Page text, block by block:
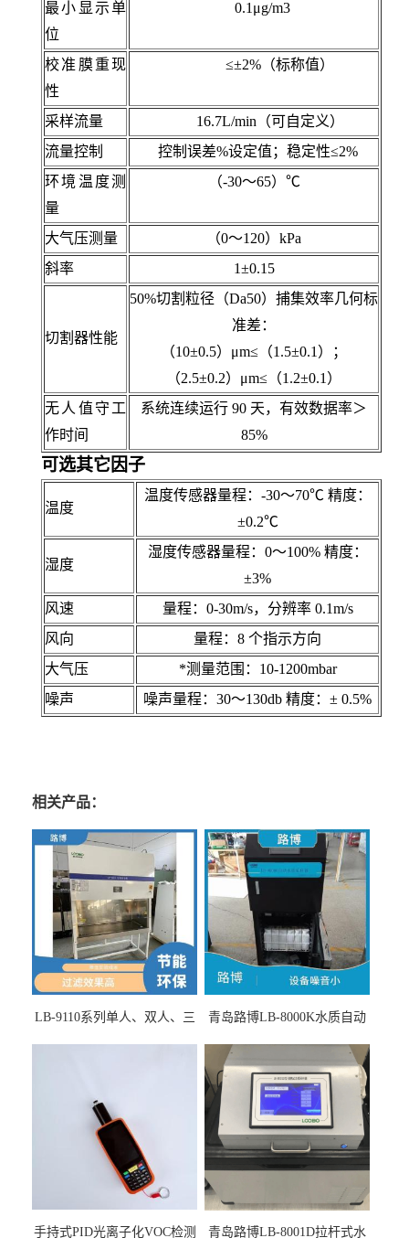
最小显示单
位
0.1μg/m3
校准膜重现
性
≤±2%（标称值）
采样流量 16.7L/min （可自定义）
流量控制
控制误差%设定值 ； 稳定性≤2%
环境温度测
量
（-30～65）℃
大气压测量
（0～120）kPa
斜率
1±0.15
切割器性能
50%切割粒径（Da50）捕集效率几何标
准差：
（10±0.5）μm≤（1.5±0.1）；
（2.5±0.2）μm≤（1.2±0.1）
无人值守工
作时间
系统连续运行 90 天，有效数据率＞
85%
可选其它因子
温度
温度传感器量程：-30～70℃ 精度：
±0.2℃
湿度
湿度传感器量程：0～100% 精度：
±3%
风速
量程：0-30m/s，分辨率 0.1m/s
风向
量程：8 个指示方向
大气压
*测量范围：10-1200mbar
噪声
噪声量程：30～130db 精度：± 0.5%
相关产品：
LB-9110系列单人、双人、三
青岛路博LB-8000K水质自动
手持式PID光离子化VOC检测 青岛路博LB-8001D拉杆式水